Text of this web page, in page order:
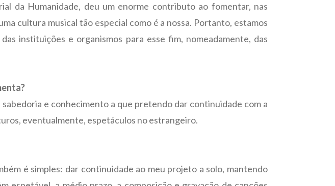
da Humanidade, deu um enorme contributo ao fomentar, nas
cultura musical tão especial como é a nossa. Portanto, estamos
instituições e organismos para esse fim, nomeadamente, das
e conhecimento a que pretendo dar continuidade com a
eventualmente, espetáculos no estrangeiro.
é simples: dar continuidade ao meu projeto a solo, mantendo